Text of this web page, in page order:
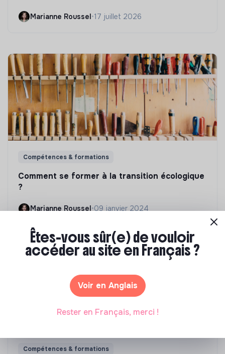
Marianne Roussel•17 juillet 2026
Compétences & formations
Comment se former à la transition écologique
?
Marianne Roussel •09 janvier 2024
Compétences & formations
Êtes-vous sûr(e) de vouloir
accéder au site en Français ?
Voir en Anglais
Rester en Français, merci !